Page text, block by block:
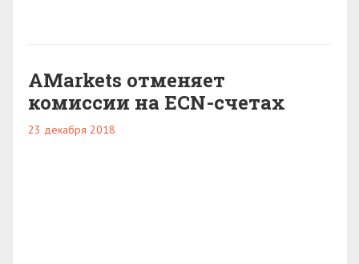
AMarkets отменяет
комиссии на ECN-счетах
23 декабря 2018